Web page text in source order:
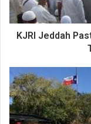
KJRI Jeddah